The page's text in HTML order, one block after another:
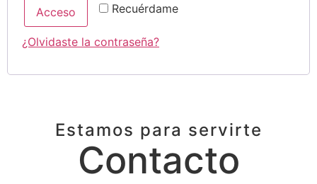
Recuérdame
Acceso
¿Olvidaste la contraseña?
Estamos para servirte
Contacto